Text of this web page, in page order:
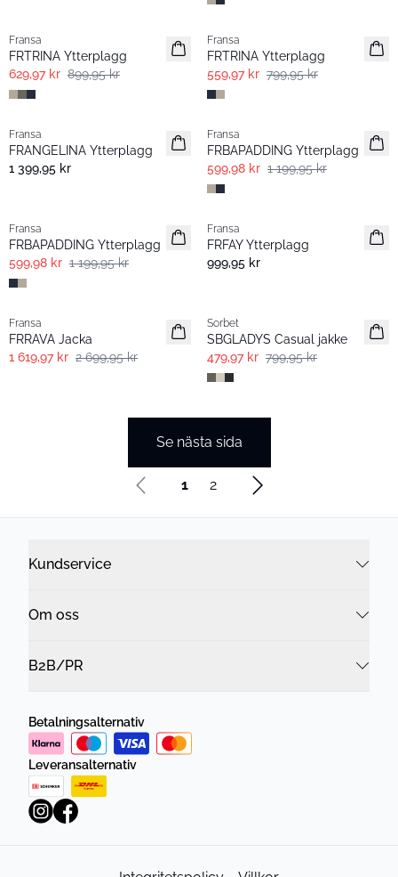
Fransa
FRTRINA Ytterplagg
629,97 kr 899,95 kr
-30%
Fransa
FRTRINA Ytterplagg
559,97 kr 799,95 kr
- 60%
Fransa
FRANGELINA Ytterplagg
1 399,95 kr
- 50%
Fransa
FRBAPADDING Ytterplagg
599,98 kr 1 199,95 kr
Fransa
FRBAPADDING Ytterplagg
599,98 kr 1 199,95 kr
- 60%
Fransa
FRFAY Ytterplagg
999,95 kr
- 40%
Fransa
FRRAVA Jacka
1 619,97 kr 2 699,95 kr
Sorbet
SBGLADYS Casual jakke
479,97 kr 799,95 kr
Se nästa sida
1 2
Kundservice
Om oss
B2B/PR
Betalningsalternativ
Leveransalternativ